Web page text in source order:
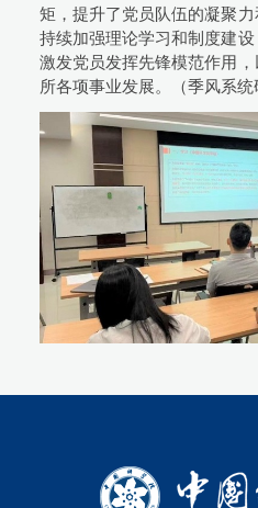
矩，提升了党员队伍的凝聚
持续加强理论学习和制度建
激发党员发挥先锋模范作用
所各项事业发展。（季风系统